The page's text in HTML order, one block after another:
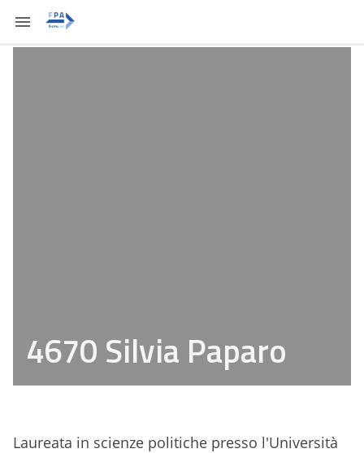
4670 Silvia Paparo
Laureata in scienze politiche presso l'Università